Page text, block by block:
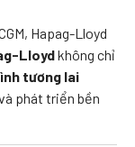
Hapag-Lloyd
Lloydkhông chỉ
tương lai
phát triển bền